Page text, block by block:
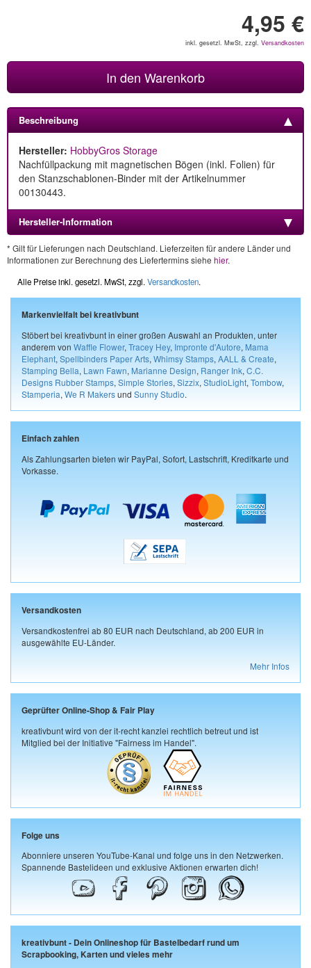
4,95 €
inkl. gesetzl. MwSt, zzgl. Versandkosten
In den Warenkorb
Beschreibung
Hersteller: HobbyGros Storage
Nachfüllpackung mit magnetischen Bögen (inkl. Folien) für
den Stanzschablonen-Binder mit der Artikelnummer
00130443.
Hersteller-Information
* Gilt für Lieferungen nach Deutschland. Lieferzeiten für andere Länder und
Informationen zur Berechnung des Liefertermins siehe hier.
Alle Preise inkl. gesetzl. MwSt, zzgl. Versandkosten.
Markenvielfalt bei kreativbunt
Stöbert bei kreativbunt in einer großen Auswahl an Produkten, unter
anderem von Waffle Flower, Tracey Hey, Impronte d'Autore, Mama
Elephant, Spellbinders Paper Arts, Whimsy Stamps, AALL & Create,
Stamping Bella, Lawn Fawn, Marianne Design, Ranger Ink, C.C.
Designs Rubber Stamps, Simple Stories, Sizzix, StudioLight, Tombow,
Stamperia, We R Makersund Sunny Studio.
Einfach zahlen
Als Zahlungsarten bieten wir PayPal, Sofort, Lastschrift, Kreditkarte und
Vorkasse.
Versandkosten
Versandkostenfrei ab 80 EUR nach Deutschland, ab 200 EUR in
ausgewählte EU-Länder.
Mehr Infos
Geprüfter Online-Shop & Fair Play
kreativbunt wird von der it-recht kanzlei rechtlich betreut und ist
Mitglied bei der Initiative "Fairness im Handel".
Folge uns
Abonniere unseren YouTube-Kanal und folge uns in den Netzwerken.
Spannende Bastelideen und exklusive Aktionen erwarten dich!
kreativbunt - Dein Onlineshop für Bastelbedarf rund um
Scrapbooking, Karten und vieles mehr